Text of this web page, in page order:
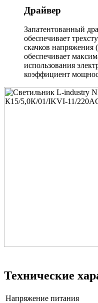
Драйвер
Запатентованный
обеспечивает
скачков напряжения
обеспечивает
использования
коэффициент
Технические
Напряжение питания